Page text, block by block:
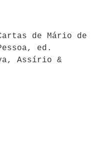
de Mário de
ed.
Assírio &